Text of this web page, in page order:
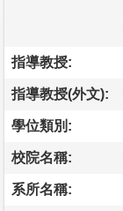
指導教授:
指導教授(外文):
學位類別:
校院名稱:
系所名稱: